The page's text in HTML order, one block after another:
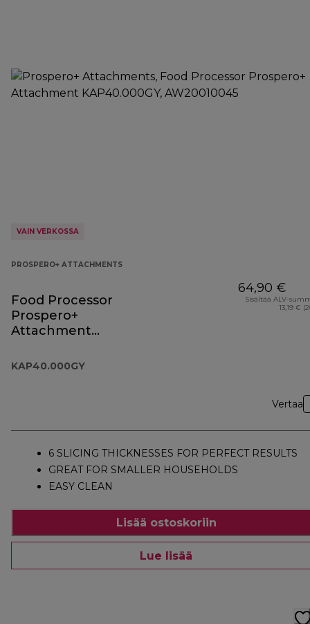
VAIN VERKOSSA
PROSPERO+ ATTACHMENTS
Food Processor
Prospero+
Attachment
KAP40.000GY
64,90 €
Sisältää ALV-
13,19 €
Vertaa
6 SLICING THICKNESSES FOR PERFECT RESULTS
GREAT FOR SMALLER HOUSEHOLDS
EASY CLEAN
Lisää ostoskoriin
Lue lisää